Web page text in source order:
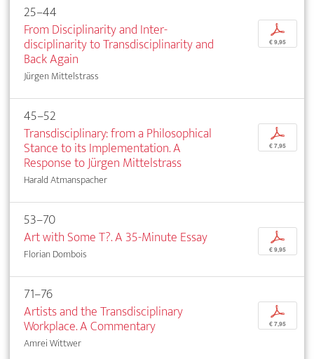
25–44
From Disciplinarity and Inter­
disciplinarity to Transdisciplinarity and
Back Again
Jürgen Mittelstrass
p
€ 9,95
45–52
Transdisciplinary: from a Philosophical
Stance to its Implementation. A
Response to Jürgen Mittelstrass
Harald Atmanspacher
p
€ 7,95
53–70
Art with Some T?. A 35-Minute Essay
Florian Dombois
p
€ 9,95
71–76
Artists and the Transdisciplinary
Workplace. A Commentary
Amrei Wittwer
p
€ 7,95